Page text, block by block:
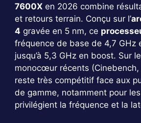
7600X en 2026 combine
et retours terrain. Conçu sur l’
4 gravée en 5 nm, ce
fréquence de base de 4,7 GHz
jusqu’à 5,3 GHz en boost. Sur
monocœur récents (Cinebench,
reste très compétitif face aux
de gamme, notamment pour
privilégient la fréquence et la